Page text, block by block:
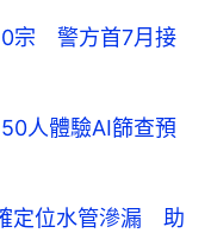
宗 警方首7月接
人體驗AI篩查預
定位水管滲漏 助